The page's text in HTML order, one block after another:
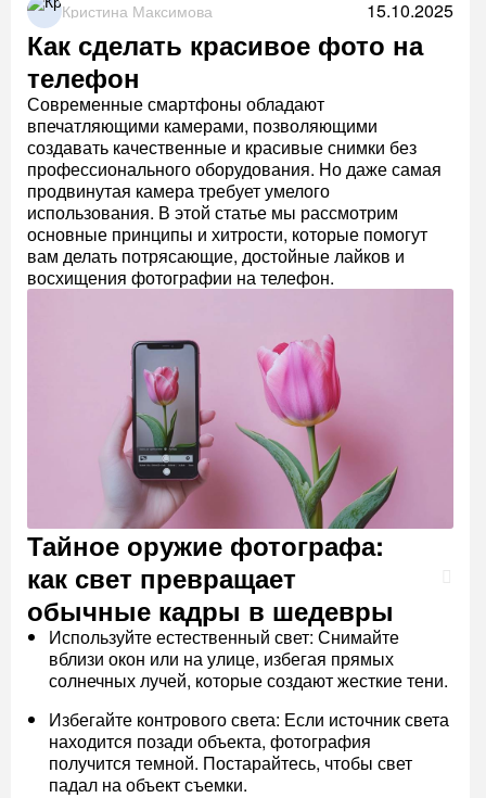
Кристина Максимова
15.10.2025
Как сделать красивое фото на
телефон
Современные смартфоны обладают
впечатляющими камерами, позволяющими
создавать качественные и красивые снимки без
профессионального оборудования. Но даже самая
продвинутая камера требует умелого
использования. В этой статье мы рассмотрим
основные принципы и хитрости, которые помогут
вам делать потрясающие, достойные лайков и
восхищения фотографии на телефон.
Тайное оружие фотографа:
как свет превращает
обычные кадры в шедевры
Используйте естественный свет: Снимайте
вблизи окон или на улице, избегая прямых
солнечных лучей, которые создают жесткие тени.
Избегайте контрового света: Если источник света
находится позади объекта, фотография
получится темной. Постарайтесь, чтобы свет
падал на объект съемки.